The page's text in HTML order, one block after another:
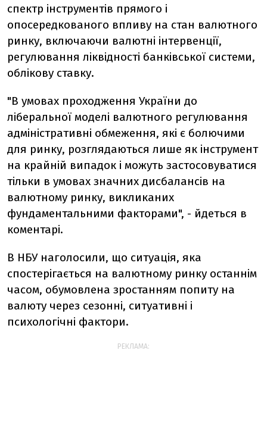
спектр інструментів прямого і
опосередкованого впливу на стан валютного
ринку, включаючи валютні інтервенції,
регулювання ліквідності банківської системи,
облікову ставку.
"В умовах проходження України до
ліберальної моделі валютного регулювання
адміністративні обмеження, які є болючими
для ринку, розглядаються лише як інструмент
на крайній випадок і можуть застосовуватися
тільки в умовах значних дисбалансів на
валютному ринку, викликаних
фундаментальними факторами", - йдеться в
коментарі.
В НБУ наголосили, що ситуація, яка
спостерігається на валютному ринку останнім
часом, обумовлена зростанням попиту на
валюту через сезонні, ситуативні і
психологічні фактори.
РЕКЛАМА: